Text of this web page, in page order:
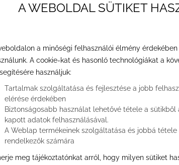
rugalmasságukból, ez pedig
csodákat ígérő kozmetikum sem
megoldás a plasztikai sebészet. Ön
alá feküdni? Nem is kell, hiszen
történő arcfiatalítási módszer közül lehet
is az előnyeiket!
A WEBOLDAL SÜTIKET
a minőségi felhasználói élmény érdekében
A cookie-kat és hasonló technológiákat a
használjuk:
Tartalmak szolgáltatása és fejlesztése a jobb
elérése érdekében
Biztonságosabb használat lehetővé tétele a sütikből
kapott adatok felhasználásával.
A Weblap termékeinek szolgáltatása és jobbá tétele
rendelkezők számára
meg tájékoztatónkat arról, hogy milyen sütiket